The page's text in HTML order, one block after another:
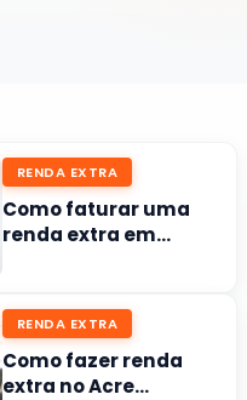
RENDA EXTRA
Como faturar uma
renda extra em
RENDA EXTRA
Como fazer renda
extra no Acre